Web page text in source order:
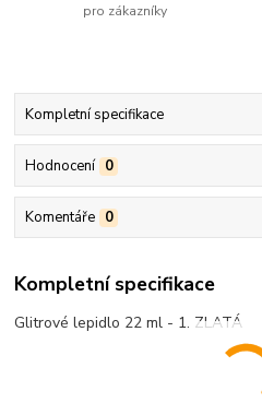
pro zákazníky
Kompletní specifikace
Hodnocení 0
Komentáře 0
Kompletní specifikace
Glitrové lepidlo 22 ml - 1. ZLATÁ